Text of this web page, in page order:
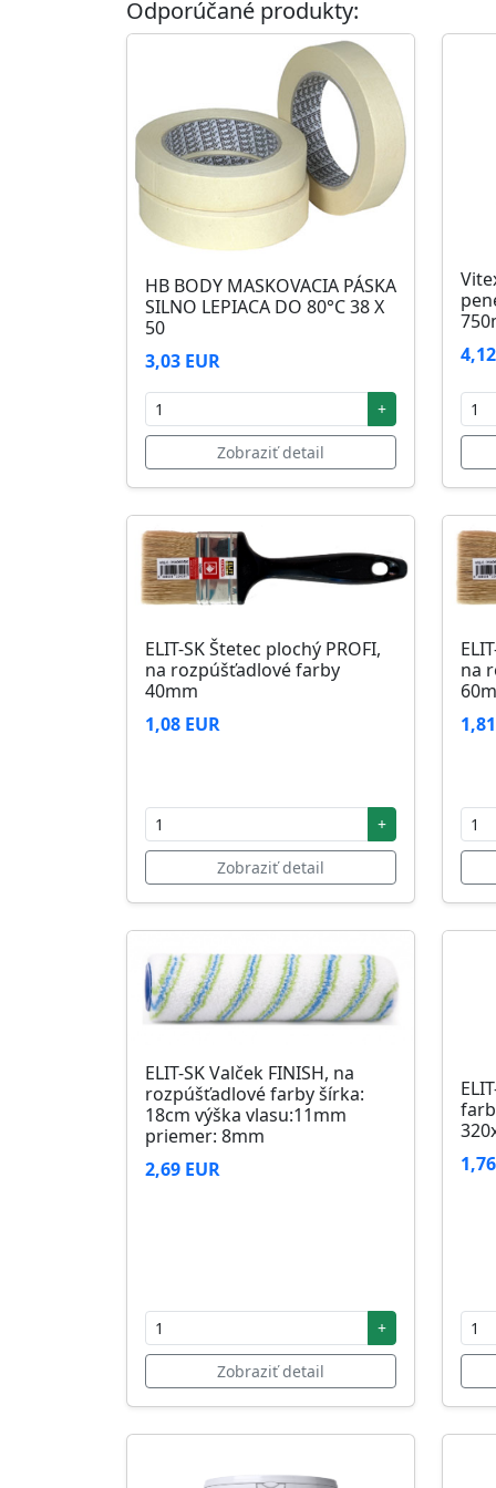
48 mesiacov v orig. uzavretých obaloch
Odporúčané produkty:
HB BODY MASKOVACIA PÁSKA
SILNO LEPIACA DO 80°C 38 X
50
3,03 EUR
+
Zobraziť detail
ELIT-SK Štetec plochý PROFI,
na rozpúšťadlové farby
40mm
1,08 EUR
+
Zobraziť detail
na
ELIT-SK Valček FINISH, na
rozpúšťadlové farby šírka:
18cm výška vlasu:11mm
priemer: 8mm
2,69 EUR
+
Zobraziť detail